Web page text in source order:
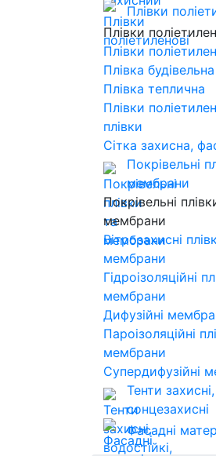
Плівки
Плівки
Плівки
Плівка будівельна
Плівка теплична
Плівки
плівки
Сітка захисна,
Покрівельні
мембрани
Покрівельні
мембрани
Вітрозахисні
мембрани
Гідроізоляційні
мембрани
Дифузійні
Пароізоляційні
мембрани
Супердифузійні
Тенти
сонцезахисні
Фасадні